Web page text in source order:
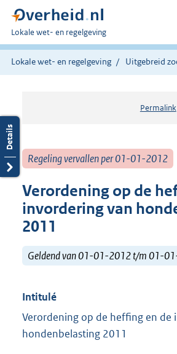
U
bent
hier:
Lokale wet- en regelgeving
Lokale wet- en regelgeving Uitgebreid
Permalink
Regeling vervallen per 01-01-2012
Verordening op de
invordering van
2011
Geldend van 01-01-2012 t/m 01-
Intitulé
Verordening op de heffing en de
hondenbelasting 2011